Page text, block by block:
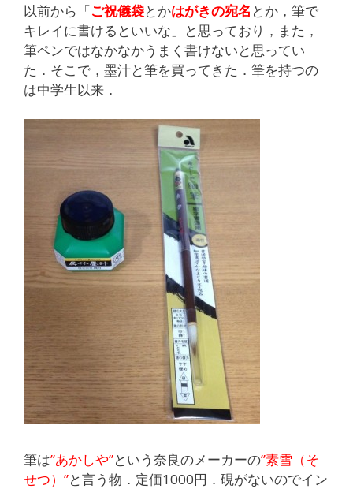
以前から「ご祝儀袋とかはがきの宛名 とか，筆で
キレイに書けるといいな」と思っており，また，
筆ペンではなかなかうまく書けないと思ってい
た．そこで，墨汁と筆を買ってきた．筆を持つの
は中学生以来．
筆は”あかしや”という奈良のメーカーの”素雪（そ
せつ）”と言う物．定価1000円．硯がないのでイン